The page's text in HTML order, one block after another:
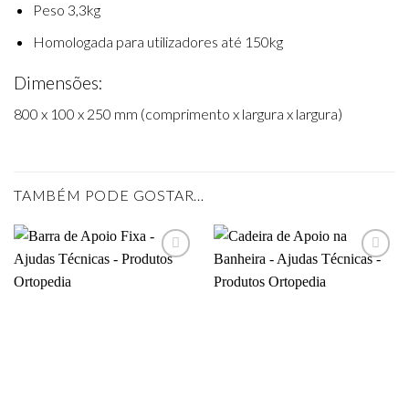
Peso 3,3kg
Homologada para utilizadores até 150kg
Dimensões:
800 x 100 x 250 mm (comprimento x largura x largura)
TAMBÉM PODE GOSTAR…